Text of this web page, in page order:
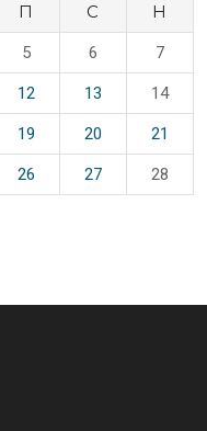
П С Н
5 6 7
12 13 14
19 20 21
26 27
28